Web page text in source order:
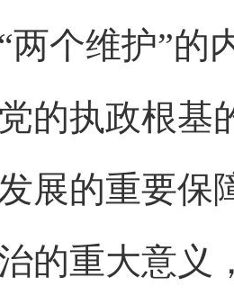
两个维护”的
的执政根基
展的重要保
的重大意义